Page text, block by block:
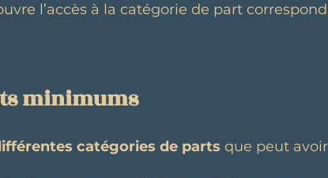
l’accès à la catégorie de part
minimums
catégories de parts que peut